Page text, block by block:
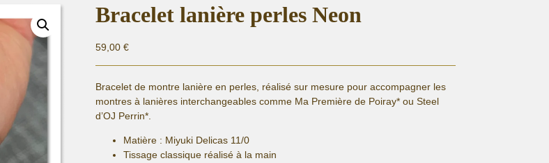
Bracelet lanière perles Neon
59,00€
Bracelet de montre lanière en perles, réalisé sur mesure pour accompagner les
montres à lanières interchangeables comme Ma Première de Poiray* ou Steel
d’OJ Perrin*.
Matière : Miyuki Delicas 11/0
Tissage classique réalisé à la main